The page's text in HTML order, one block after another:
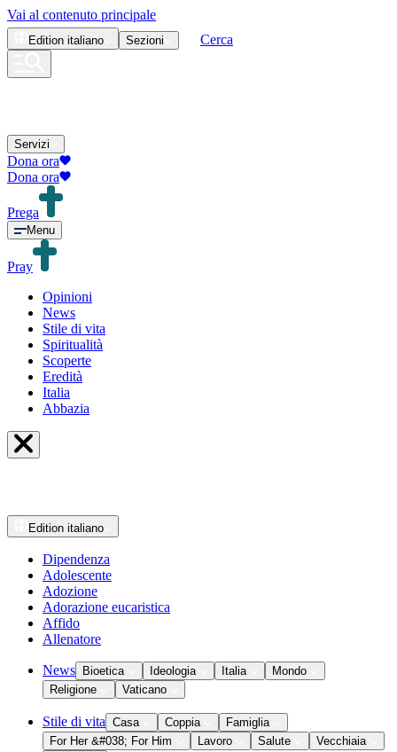
Vai al contenuto principale
Edition italiano Sezioni Cerca
Servizi
Dona ora
Dona ora
Prega
Menu
Pray
Opinioni
News
Stile di vita
Spiritualità
Scoperte
Eredità
Italia
Abbazia
Edition italiano
Dipendenza
Adolescente
Adozione
Adorazione eucaristica
Affido
Allenatore
News Bioetica Ideologia Italia
Mondo
Religione
Vaticano
Stile di vita Casa Coppia
Famiglia
For Her &#038; For Him
Lavoro Salute
Vecchiaia